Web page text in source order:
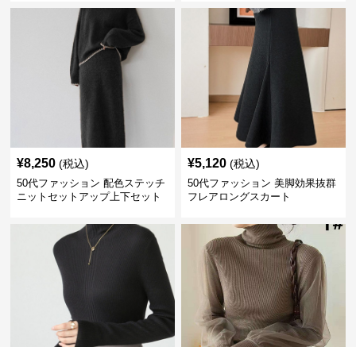
¥8,250 (税込)
50代ファッション 配色ステッチ
ニットセットアップ上下セット
¥5,120 (税込)
50代ファッション 美脚効果抜群
フレアロングスカート